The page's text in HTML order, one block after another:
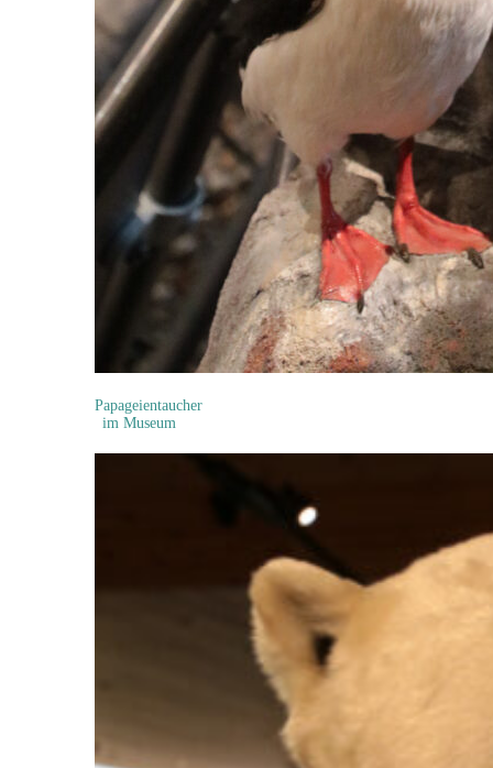
Papageientaucher
im Museum